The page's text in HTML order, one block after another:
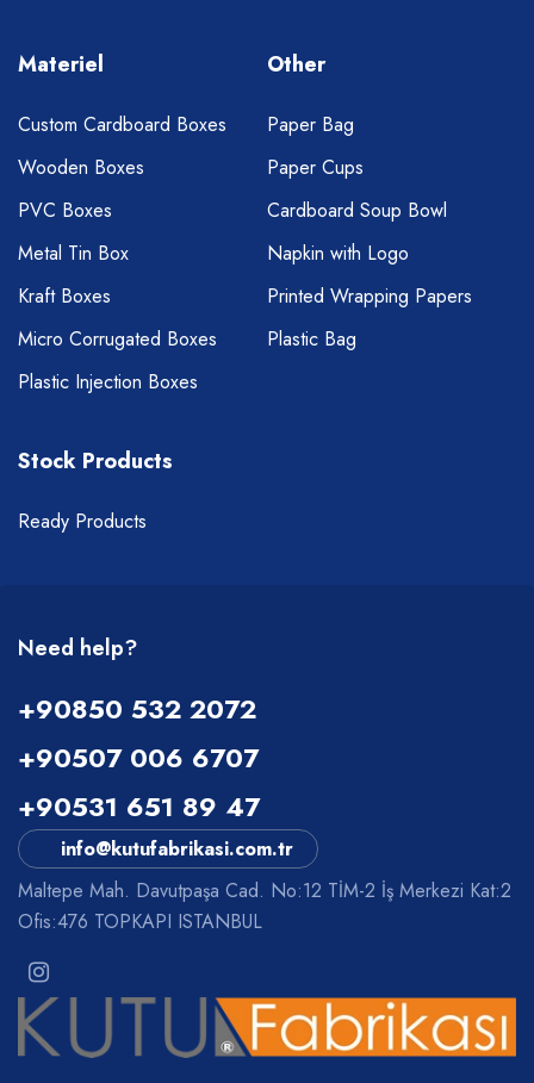
Materiel
Custom Cardboard Boxes
Wooden Boxes
PVC Boxes
Metal Tin Box
Kraft Boxes
Micro Corrugated Boxes
Plastic Injection Boxes
Other
Paper Bag
Paper Cups
Cardboard Soup Bowl
Napkin with Logo
Printed Wrapping Papers
Plastic Bag
Stock Products
Ready Products
Need help?
+90850 532 2072
+90507 006 6707
+90531 651 89 47
info@kutufabrikasi.com.tr
Maltepe Mah. Davutpaşa Cad. No:12 TİM-2 İş Merkezi Kat:2
Ofis:476 TOPKAPI ISTANBUL